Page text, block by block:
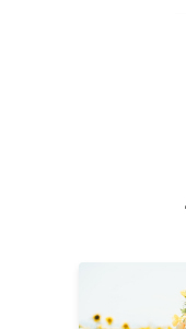
丁寧なレタ
上がりに。
覧ください。